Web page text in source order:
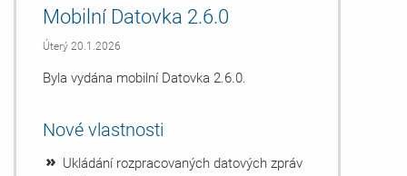
Mobilní Datovka 2.6.0
Úterý 20.1.2026
Byla vydána mobilní Datovka 2.6.0.
Nové vlastnosti
Ukládání rozpracovaných datových zpráv